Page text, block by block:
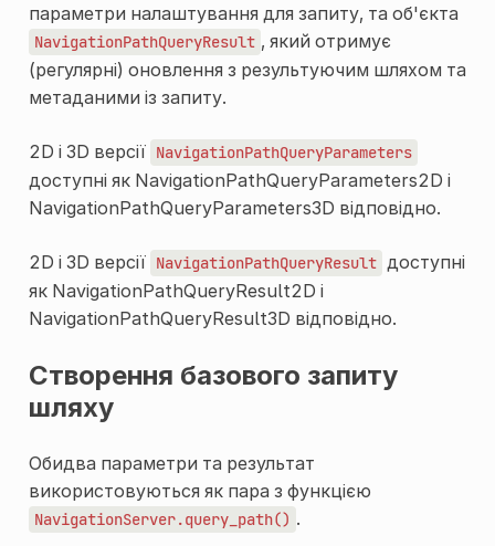
параметри налаштування для запиту, та об'єкта
NavigationPathQueryResult , який отримує
(регулярні) оновлення з результуючим шляхом та
метаданими із запиту.
2D і 3D версії NavigationPathQueryParameters
доступні як NavigationPathQueryParameters2D і
NavigationPathQueryParameters3D відповідно.
2D і 3D версії NavigationPathQueryResult доступні
як NavigationPathQueryResult2D і
NavigationPathQueryResult3D відповідно.
Створення базового запиту
шляху
Обидва параметри та результат
використовуються як пара з функцією
NavigationServer.query_path() .